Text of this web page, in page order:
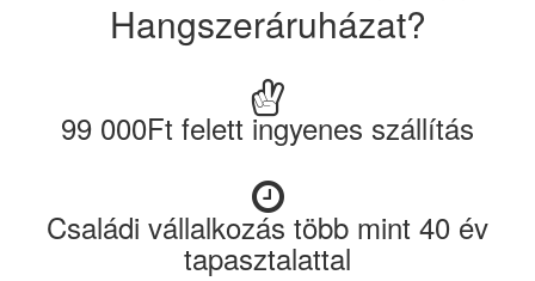
Hangszeráruházat?
99 000Ft felett ingyenes szállítás
Családi vállalkozás több mint 40 év
tapasztalattal